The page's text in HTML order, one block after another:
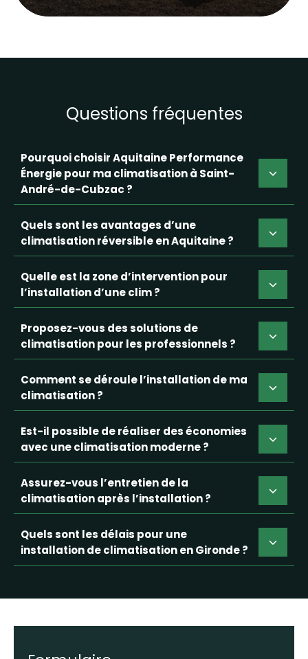
Questions fréquentes
Pourquoi choisir Aquitaine Performance
Énergie pour ma climatisation à Saint-
André-de-Cubzac ?
Quels sont les avantages d’une
climatisation réversible en Aquitaine ?
Quelle est la zone d’intervention pour
l’installation d’une clim ?
Proposez-vous des solutions de
climatisation pour les professionnels ?
Comment se déroule l’installation de ma
climatisation ?
Est-il possible de réaliser des économies
avec une climatisation moderne ?
Assurez-vous l’entretien de la
climatisation après l’installation ?
Quels sont les délais pour une
installation de climatisation en Gironde ?